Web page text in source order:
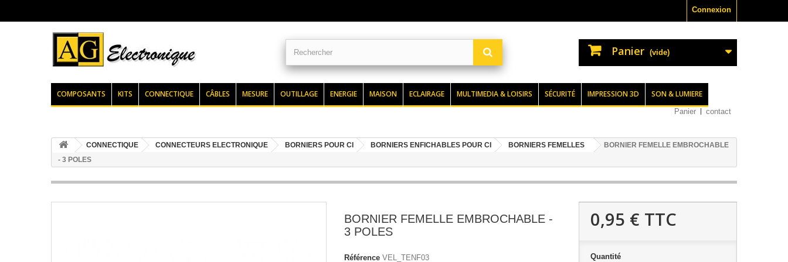
Connexion
Panier (vide)
COMPOSANTS KITS CONNECTIQUE CÂBLES MESURE OUTILLAGE ENERGIE MAISON ECLAIRAGE MULTIMEDIA & LOISIRS SÉCURITÉ IMPRESSION 3D SON & LUMIERE
Panier contact
CONNECTIQUE CONNECTEURS ELECTRONIQUE BORNIERS POUR CI BORNIERS ENFICHABLES POUR CI BORNIERS FEMELLES
BORNIER FEMELLE EMBROCHABLE
- 3 POLES
BORNIER FEMELLE EMBROCHABLE -
3 POLES
Référence VEL_TENF03
0,95 € TTC
Quantité